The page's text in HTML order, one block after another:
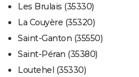
Les Brulais (35330)
La Couyère (35320)
Saint-Ganton (35550)
Saint-Péran (35380)
Loutehel (35330)